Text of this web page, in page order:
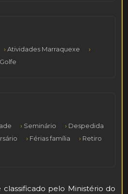
Atividades Marraquexe
Golfe
Seminário
Despedida
Férias família
Retiro
classificado pelo Ministério do